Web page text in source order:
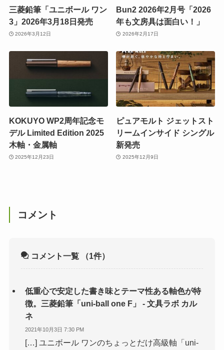
三菱鉛筆「ユニボール ワン
3」2026年3月18日発売
2026年3月12日
Bun2 2026年2月号「2026
年も文房具は面白い！」
2026年2月17日
KOKUYO WP2周年記念モ
デル Limited Edition 2025
木軸・金属軸
2025年12月23日
ピュアモルト ジェットスト
リームインサイド シングル
新発売
2025年12月9日
コメント
コメント一覧 （1件）
低重心で安定した書き味とテーマ性ある軸色が特
徴。三菱鉛筆「uni-ball one F」 - 文具ラボ カル
ネ
2021年10月3日 7:30 PM
[…] ユニボール ワンのちょっとだけ高級軸「uni-